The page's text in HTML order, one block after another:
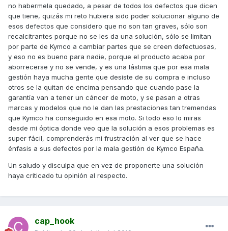
no habermela quedado, a pesar de todos los defectos que dicen
que tiene, quizás mi reto hubiera sido poder solucionar alguno de
esos defectos que considero que no son tan graves, sólo son
recalcitrantes porque no se les da una solución, sólo se limitan
por parte de Kymco a cambiar partes que se creen defectuosas,
y eso no es bueno para nadie, porque el producto acaba por
aborrecerse y no se vende, y es una lástima que por esa mala
gestión haya mucha gente que desiste de su compra e incluso
otros se la quitan de encima pensando que cuando pase la
garantía van a tener un cáncer de moto, y se pasan a otras
marcas y modelos que no le dan las prestaciones tan tremendas
que Kymco ha conseguido en esa moto. Si todo eso lo miras
desde mi óptica donde veo que la solución a esos problemas es
super fácil, comprenderás mi frustración al ver que se hace
énfasis a sus defectos por la mala gestión de Kymco España.
Un saludo y disculpa que en vez de proponerte una solución
haya criticado tu opinión al respecto.
cap_hook